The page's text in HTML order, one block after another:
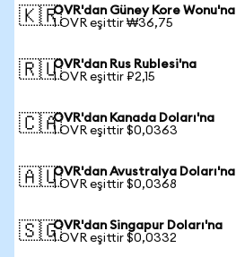
🇰🇷OVR'dan Güney Kore Wonu'na
1 OVR eşittir ₩36,75
🇷🇺OVR'dan Rus Rublesi'na
1 OVR eşittir ₽2,15
🇨🇦OVR'dan Kanada Doları'na
1 OVR eşittir $0,0363
🇦🇺OVR'dan Avustralya Doları'na
1 OVR eşittir $0,0368
🇸🇬OVR'dan Singapur Doları'na
1 OVR eşittir $0,0332